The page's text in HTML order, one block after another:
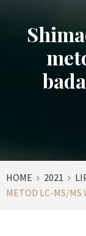
HOME 2021
METOD LC-MS/MS